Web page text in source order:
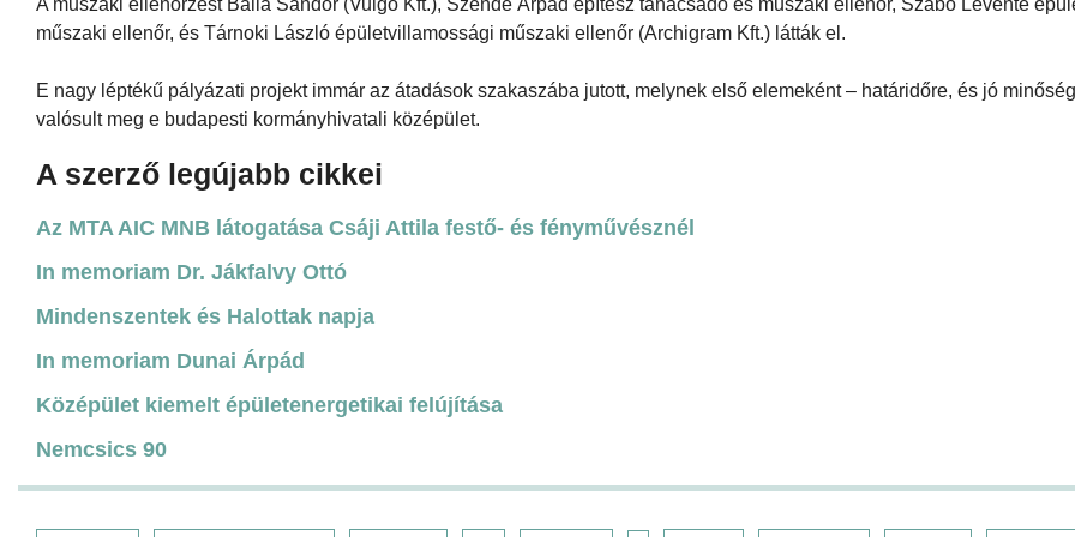
műszaki ellenőr, és Tárnoki László épületvillamossági műszaki ellenőr (Archigram Kft.) látták el.
E nagy léptékű pályázati projekt immár az átadások szakaszába jutott, melynek első elemeként – határidőre, és jó
valósult meg e budapesti kormányhivatali középület.
A szerző legújabb cikkei
Az MTA AIC MNB látogatása Csáji Attila festő- és fényművésznél
In memoriam Dr. Jákfalvy Ottó
Mindenszentek és Halottak napja
In memoriam Dunai Árpád
Középület kiemelt épületenergetikai felújítása
Nemcsics 90